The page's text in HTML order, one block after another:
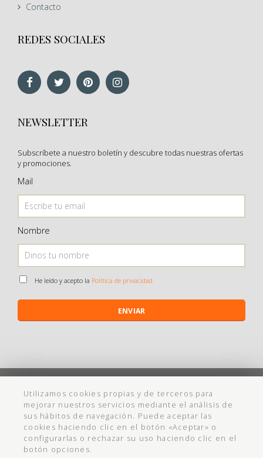
Utilizamos cookies propias y de terceros para
mejorar nuestros servicios mediante el análisis de
sus hábitos de navegación. Puede aceptar las
cookies haciendo clic en el botón «Aceptar» o
configurarlas o rechazar su uso haciendo clic en el
botón opciones.
Contacto
REDES SOCIALES
NEWSLETTER
Subscríbete a nuestro boletín y descubre todas nuestras ofertas
y promociones.
Mail
Nombre
He leído y acepto la Política de privacidad
ENVIAR
Maistendencia todos los derechos reservados
Política de Privacidad Aviso Legal Política de cookies
Condiciones Compra Cadabullos - Diseño Web